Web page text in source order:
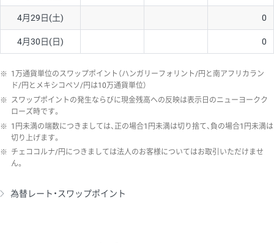
4月29日(土) 0
4月30日(日) 0
※ 1万通貨単位のスワップポイント（ハンガリーフォリント/円と南アフリカラン
ド/円とメキシコペソ/円は10万通貨単位）
※ スワップポイントの発生ならびに現金残高への反映は表示日のニューヨークク
ローズ時です。
※ 1円未満の端数につきましては、正の場合1円未満は切り捨て、負の場合1円未満は
切り上げます。
※ チェココルナ/円につきましては法人のお客様についてはお取引いただけませ
ん。
為替レート・スワップポイント